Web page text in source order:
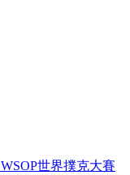
WSOP世界撲克大賽